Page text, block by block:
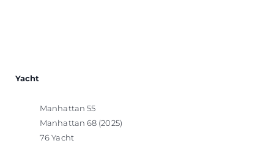
Yacht
Manhattan 55
Manhattan 68 (2025)
76 Yacht